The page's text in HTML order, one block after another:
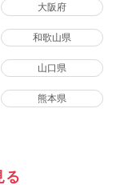
大阪府
和歌山県
山口県
熊本県
る